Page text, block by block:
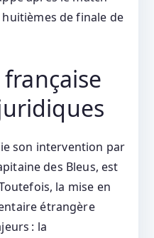
huitièmes de finale de
son intervention par
des Bleus, est
la mise en
étrangère
: la